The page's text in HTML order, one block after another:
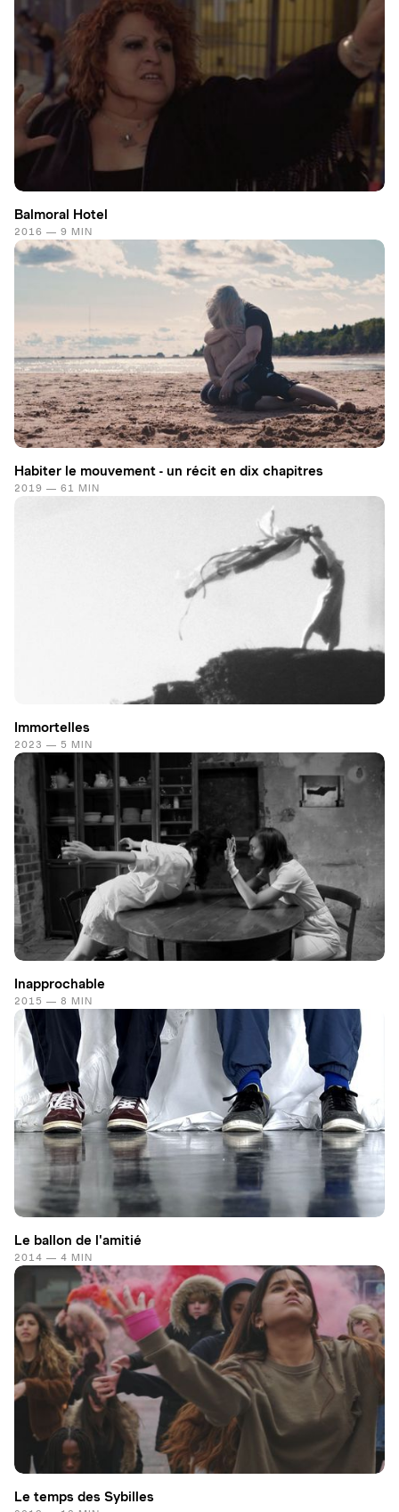
Balmoral Hotel
2016 — 9 MIN
Habiter le mouvement - un récit en dix chapitres
2019 — 61 MIN
Immortelles
2023 — 5 MIN
Inapprochable
2015 — 8 MIN
Le ballon de l'amitié
2014 — 4 MIN
Le temps des Sybilles